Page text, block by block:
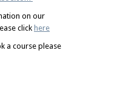
on our
click here
a course please